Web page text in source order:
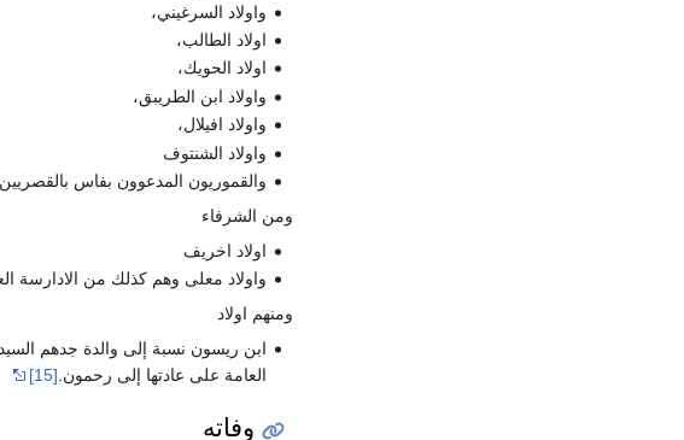
واولاد السرغيني،
اولاد الطالب،
اولاد الحويك،
واولاد ابن الطريبق،
واولاد افيلال،
واولاد الشنتوف
والقموريون المدعوون بفاس
ومن الشرفاء
اولاد اخريف
واولاد معلى وهم كذلك من الادارسة
ومنهم اولاد
ابن ريسون نسبة إلى والدة جدهم
العامة على عادتها إلى رحمون.[15]
وفاته